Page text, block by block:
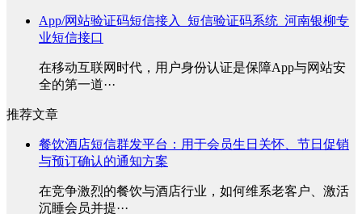
App/网站验证码短信接入_短信验证码系统_河南银柳专
业短信接口
在移动互联网时代，用户身份认证是保障App与网站安
全的第一道···
推荐文章
餐饮酒店短信群发平台：用于会员生日关怀、节日促销
与预订确认的通知方案
在竞争激烈的餐饮与酒店行业，如何维系老客户、激活
沉睡会员并提···